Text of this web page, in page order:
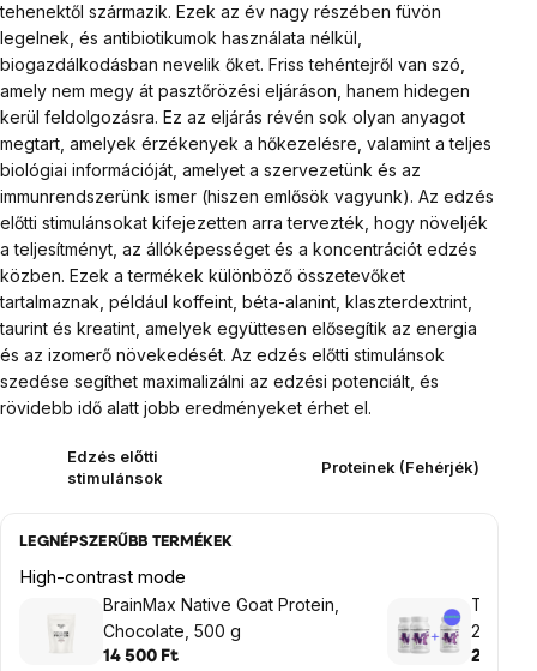
tehenektől származik. Ezek az év nagy részében füvön
legelnek, és antibiotikumok használata nélkül,
biogazdálkodásban nevelik őket. Friss tehéntejről van szó,
amely nem megy át pasztőrözési eljáráson, hanem hidegen
kerül feldolgozásra. Ez az eljárás révén sok olyan anyagot
megtart, amelyek érzékenyek a hőkezelésre, valamint a teljes
biológiai információját, amelyet a szervezetünk és az
immunrendszerünk ismer (hiszen emlősök vagyunk). Az edzés
előtti stimulánsokat kifejezetten arra tervezték, hogy növeljék
a teljesítményt, az állóképességet és a koncentrációt edzés
közben. Ezek a termékek különböző összetevőket
tartalmaznak, például koffeint, béta-alanint, klaszterdextrint,
taurint és kreatint, amelyek együttesen elősegítik az energia
és az izomerő növekedését. Az edzés előtti stimulánsok
szedése segíthet maximalizálni az edzési potenciált, és
rövidebb idő alatt jobb eredményeket érhet el.
Edzés előtti
stimulánsok
Proteinek (Fehérjék)
LEGNÉPSZERŰBB TERMÉKEK
High-contrast mode
BrainMax Native Goat Protein,
Chocolate, 500 g
14 500 Ft
2+1
28 980